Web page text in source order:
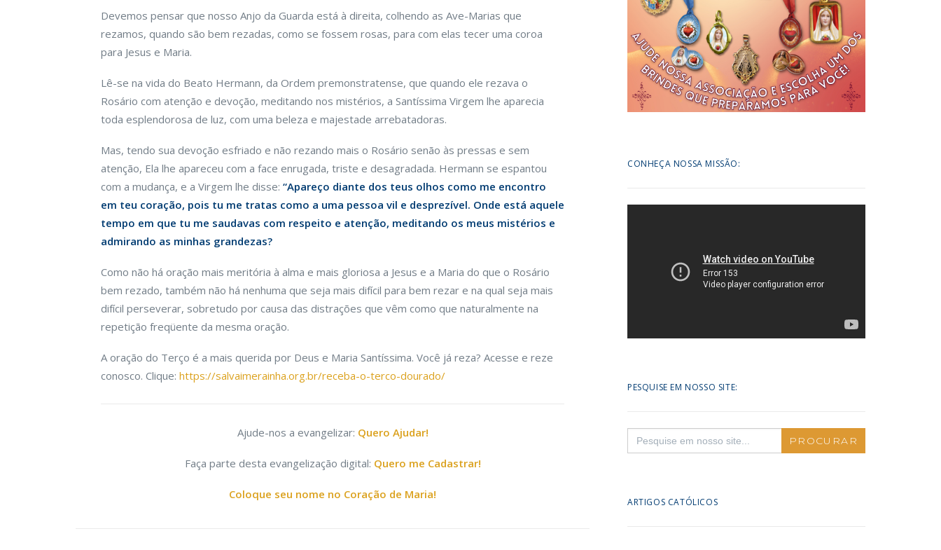
Devemos pensar que nosso Anjo da Guarda está à direita, colhendo as Ave-Marias que
rezamos, quando são bem rezadas, como se fossem rosas, para com elas tecer uma coroa
para Jesus e Maria.
Lê-se na vida do Beato Hermann, da Ordem premonstratense, que quando ele rezava o
Rosário com atenção e devoção, meditando nos mistérios, a Santíssima Virgem lhe aparecia
toda esplendorosa de luz, com uma beleza e majestade arrebatadoras.
Mas, tendo sua devoção esfriado e não rezando mais o Rosário senão às pressas e sem
atenção, Ela lhe apareceu com a face enrugada, triste e desagradada. Hermann se espantou
com a mudança, e a Virgem lhe disse: “Apareço diante dos teus olhos como me encontro
em teu coração, pois tu me tratas como a uma pessoa vil e desprezível. Onde está aquele
tempo em que tu me saudavas com respeito e atenção, meditando os meus mistérios e
admirando as minhas grandezas?
Como não há oração mais meritória à alma e mais gloriosa a Jesus e a Maria do que o Rosário
bem rezado, também não há nenhuma que seja mais difícil para bem rezar e na qual seja mais
difícil perseverar, sobretudo por causa das distrações que vêm como que naturalmente na
repetição freqüente da mesma oração.
A oração do Terço é a mais querida por Deus e Maria Santíssima. Você já reza? Acesse e reze
conosco. Clique: https://salvaimerainha.org.br/receba-o-terco-dourado/
Ajude-nos a evangelizar: Quero Ajudar!
Faça parte desta evangelização digital: Quero me Cadastrar!
Coloque seu nome no Coração de Maria!
CONHEÇA NOSSA MISSÃO:
PESQUISE EM NOSSO SITE:
Search
for:
ARTIGOS CATÓLICOS